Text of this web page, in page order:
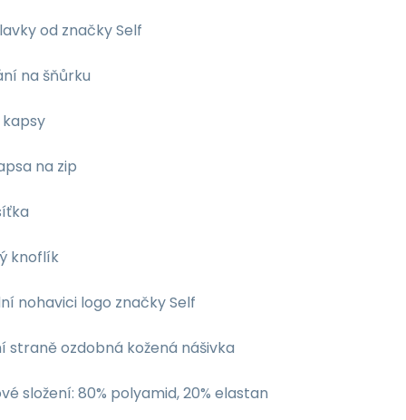
od značky Self
na šňůrku
na zip
knoflík
nohavici logo značky Self
straně ozdobná kožená nášivka
složení: 80% polyamid, 20% elastan